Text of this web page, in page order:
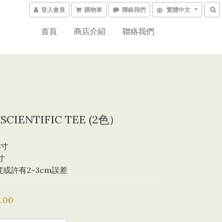
登入會員 購物車 聯絡我們 繁體中文
首頁 商店介紹 聯絡我們
TEE (2色）
或許有2-3cm誤差